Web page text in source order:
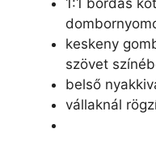
keskeny
szövet
belső
vállaknál